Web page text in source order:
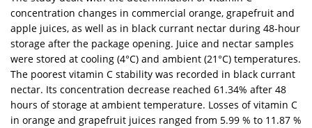
concentration changes in commercial orange, grapefruit and
apple juices, as well as in black currant nectar during 48-hour
storage after the package opening. Juice and nectar samples
were stored at cooling (4°C) and ambient (21°C) temperatures.
The poorest vitamin C stability was recorded in black currant
nectar. Its concentration decrease reached 61.34% after 48
hours of storage at ambient temperature. Losses of vitamin C
in orange and grapefruit juices ranged from 5.99 % to 11.87 %